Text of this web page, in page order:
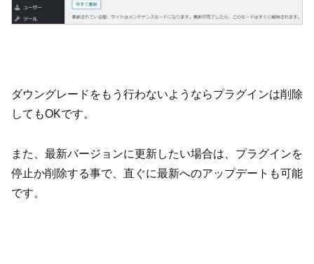
ダウングレードをもう行わないようならプラグインは削除
してもOKです。
また、最新バージョンに更新したい場合は、プラグインを
停止か削除する事で、直ぐに最新へのアップデートも可能
です。